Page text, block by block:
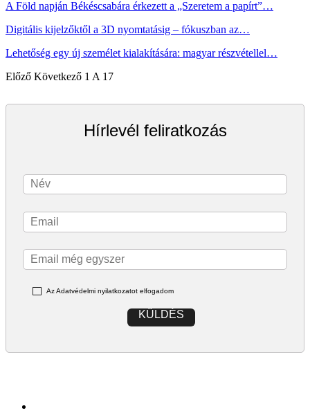
A Föld napján Békéscsabára érkezett a „Szeretem a papírt”…
Digitális kijelzőktől a 3D nyomtatásig – fókuszban az…
Lehetőség egy új személet kialakítására: magyar részvétellel…
Előző Következő 1 A 17
Hírlevél feliratkozás
Az Adatvédelmi nyilatkozatot elfogadom
KÜLDÉS